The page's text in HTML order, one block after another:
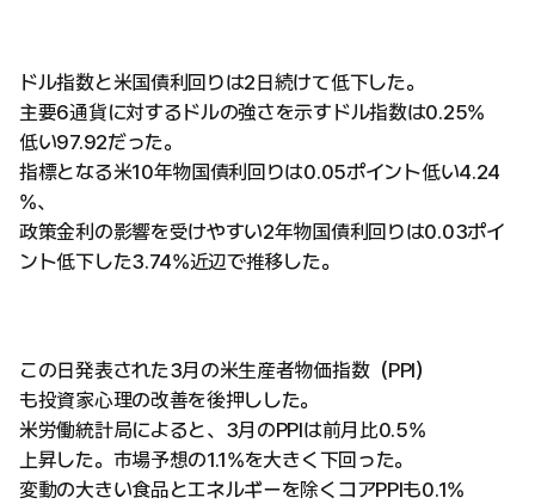
ドル指数と米国債利回りは2日続けて低下した。
主要6通貨に対するドルの強さを示すドル指数は0.25%
低い97.92だった。
指標となる米10年物国債利回りは0.05ポイント低い4.24
%、
政策金利の影響を受けやすい2年物国債利回りは0.03ポイ
ント低下した3.74%近辺で推移した。
この日発表された3月の米生産者物価指数（PPI）
も投資家心理の改善を後押しした。
米労働統計局によると、3月のPPIは前月比0.5%
上昇した。市場予想の1.1%を大きく下回った。
変動の大きい食品とエネルギーを除くコアPPIも0.1%